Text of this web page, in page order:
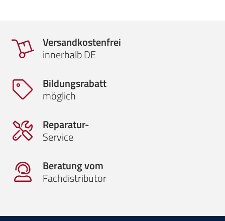
Versandkostenfrei
innerhalb DE
Bildungsrabatt
möglich
Reparatur-
Service
Beratung vom
Fachdistributor